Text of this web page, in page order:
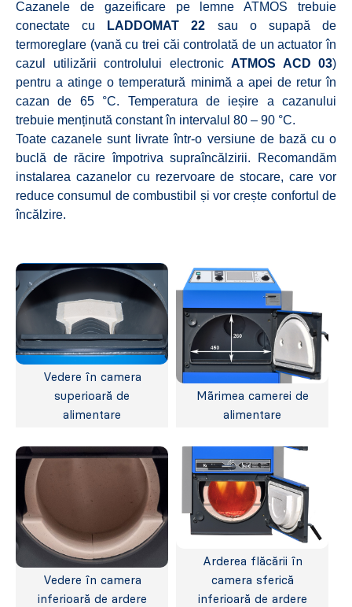
Cazanele de gazeificare pe lemne ATMOS trebuie
conectate cu
LADDOMAT 22 sau o supapă de
termoreglare (vană cu trei căi controlată de un actuator în
cazul utilizării controlului electronic ATMOS ACD 03)
pentru a atinge o temperatură minimă a apei de retur în
cazan de 65 °C. Temperatura de ieșire a cazanului
trebuie menținută constant în intervalul 80 – 90 °C.
Toate cazanele sunt livrate într-o versiune de bază cu o
buclă de răcire împotriva supraîncălzirii. Recomandăm
instalarea cazanelor cu rezervoare de stocare, care vor
reduce consumul de combustibil și vor crește confortul de
încălzire.
Vedere în camera
superioară de
alimentare
Mãrimea camerei de
alimentare
Vedere în camera
inferioară de ardere
Arderea flăcării în
camera sferică
inferioară de ardere